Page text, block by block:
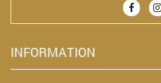
INFORMATION